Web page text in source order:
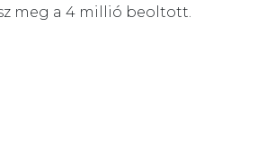
meg a 4 millió beoltott.